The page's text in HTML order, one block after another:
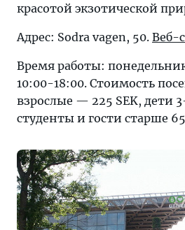
красотой экзотической
Адрес: Sodra vagen, 50. Веб-
Время работы:
10:00-18:00. Стоимость
взрослые — 225 SEK, дети
студенты и гости старше